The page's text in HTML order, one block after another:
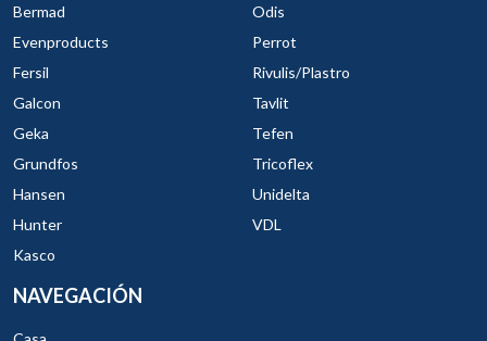
Bermad
Evenproducts
Fersil
Galcon
Geka
Grundfos
Hansen
Hunter
Kasco
Odis
Perrot
Rivulis/Plastro
Tavlit
Tefen
Tricoflex
Unidelta
VDL
NAVEGACIÓN